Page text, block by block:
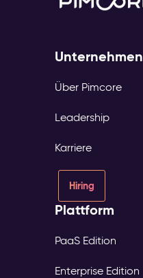
Unternehmen
Über Pimcore
Leadership
Karriere
Hiring
Plattform
PaaS Edition
Enterprise Edition